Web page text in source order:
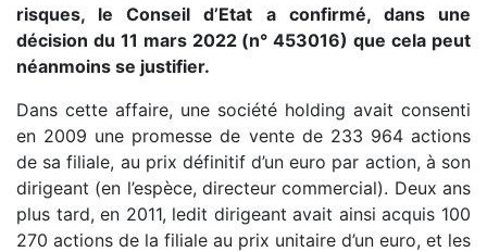
risques, le Conseil d’Etat a confirmé, dans une
décision du 11 mars 2022 (n° 453016) que cela peut
néanmoins se justifier.
Dans cette affaire, une société holding avait consenti
en 2009 une promesse de vente de 233 964 actions
de sa filiale, au prix définitif d’un euro par action, à son
dirigeant (en l’espèce, directeur commercial). Deux ans
plus tard, en 2011, ledit dirigeant avait ainsi acquis 100
270 actions de la filiale au prix unitaire d’un euro, et les